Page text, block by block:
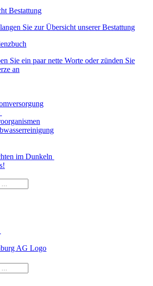
Bestattung
Sie zur Übersicht unserer Bestattung
Sie ein paar nette Worte oder zünden Sie
an